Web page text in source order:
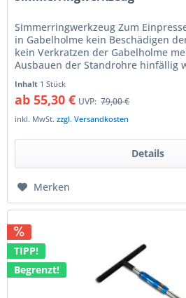
Simmerringwerkzeug Zum
in Gabelholme kein Beschädigen
kein Verkratzen der Gabelholme
Ausbauen der Standrohre hinfällig
Inhalt 1 Stück
ab 55,30 € UVP: 79,00 €
inkl. MwSt.zzgl. Versandkosten
Details
Merken
TIPP!
Begrenzt!